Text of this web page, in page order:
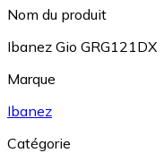
Nom du produit
Ibanez Gio GRG121DX
Marque
Ibanez
Catégorie